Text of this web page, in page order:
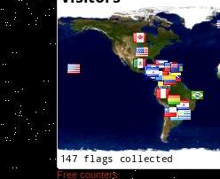
Free counters